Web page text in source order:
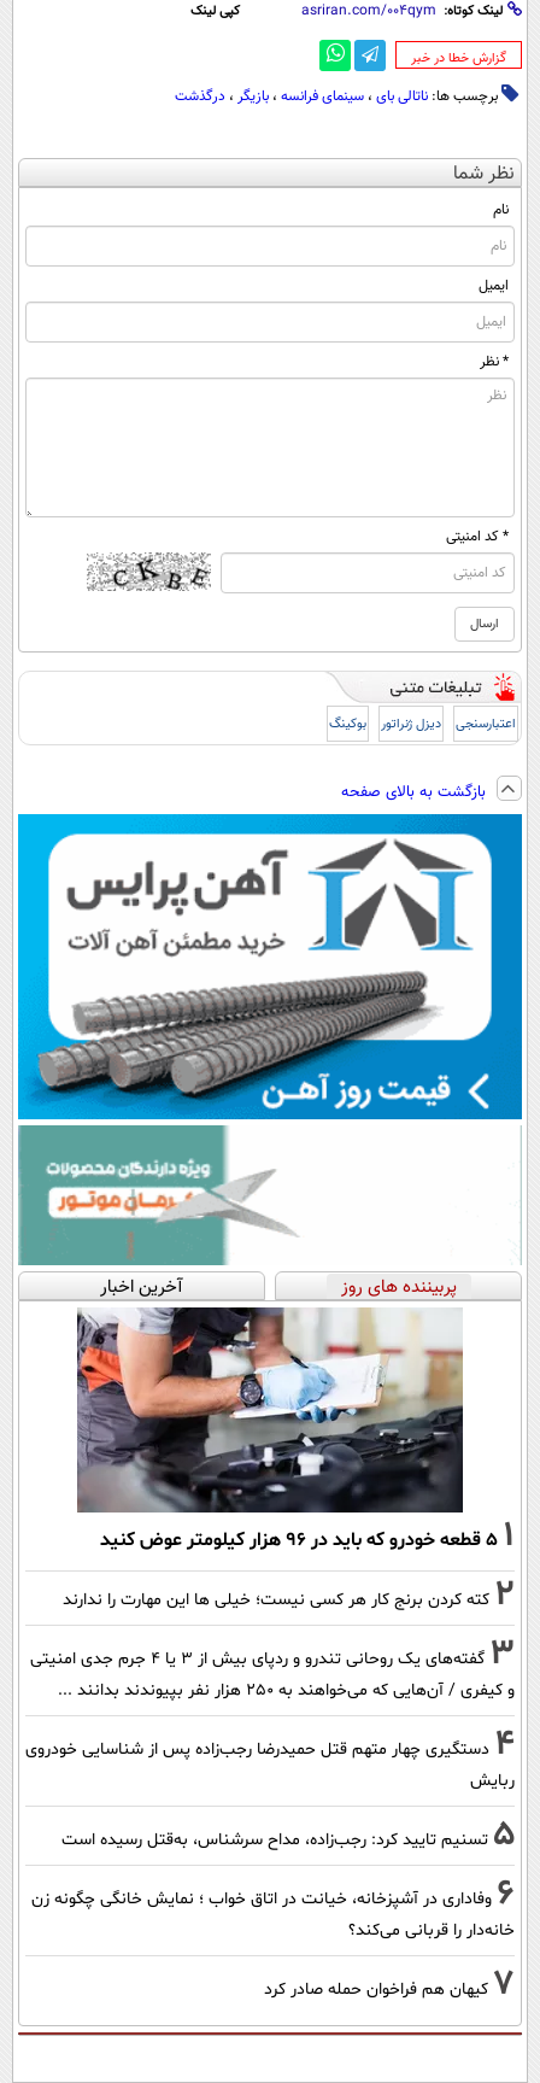
لینک کوتاه: کپی لینک
‌گزارش خطا در خبر
برچسب ها: ناتالی بای ، سینمای فرانسه ، بازیگر ، درگذشت
نظر شما
نام
ایمیل
* نظر
* کد امنیتی
اعتبارسنجی دیزل ژنراتور بوکینگ
بازگشت به بالای صفحه
پربیننده های روز آخرین اخبار
1 ۵ قطعه خودرو که باید در ۹۶ هزار کیلومتر عوض کنید
2 کته کردن برنج کار هر کسی نیست؛ خیلی ها این مهارت را ندارند
3
گفته‌های یک روحانی تندرو و ردپای بیش از ۳ یا ۴ جرم جدی امنیتی
و کیفری / آن‌هایی که می‌خواهند به ۲۵۰ هزار نفر بپیوندند بدانند ...
4 دستگیری چهار متهم قتل حمیدرضا رجب‌زاده پس از شناسایی خودروی
ربایش
5 تسنیم تایید کرد: رجب‌زاده، مداح سرشناس، به‌قتل رسیده است
6 وفاداری در آشپزخانه، خیانت در اتاق خواب ؛ نمایش خانگی چگونه زن
خانه‌دار را قربانی می‌کند؟
7 کیهان هم فراخوان حمله صادر کرد